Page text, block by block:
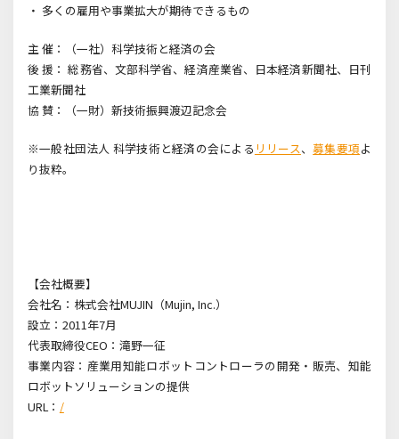
・ 多くの雇用や事業拡大が期待できるもの
主 催：（一社）科学技術と経済の会
後 援： 総務省、文部科学省、経済産業省、日本経済新聞社、日刊
工業新聞社
協 賛：（一財）新技術振興渡辺記念会
※一般社団法人 科学技術と経済の会による リリース、募集要項よ
り抜粋。
【会社概要】
会社名：株式会社MUJIN（Mujin, Inc.）
設立：2011年7月
代表取締役CEO：滝野一征
事業内容：産業用知能ロボットコントローラの開発・販売、知能
ロボットソリューションの提供
URL： /